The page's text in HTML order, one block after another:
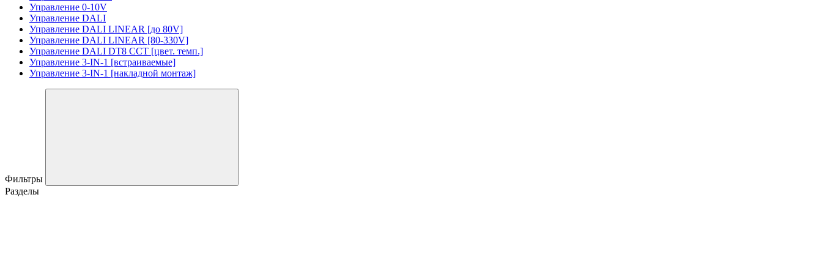
Управление 0-10V
Управление DALI
Управление DALI LINEAR [до 80V]
Управление DALI LINEAR [80-330V]
Управление DALI DT8 CCT [цвет. темп.]
Управление 3-IN-1 [встраиваемые]
Управление 3-IN-1 [накладной монтаж]
Фильтры
Разделы